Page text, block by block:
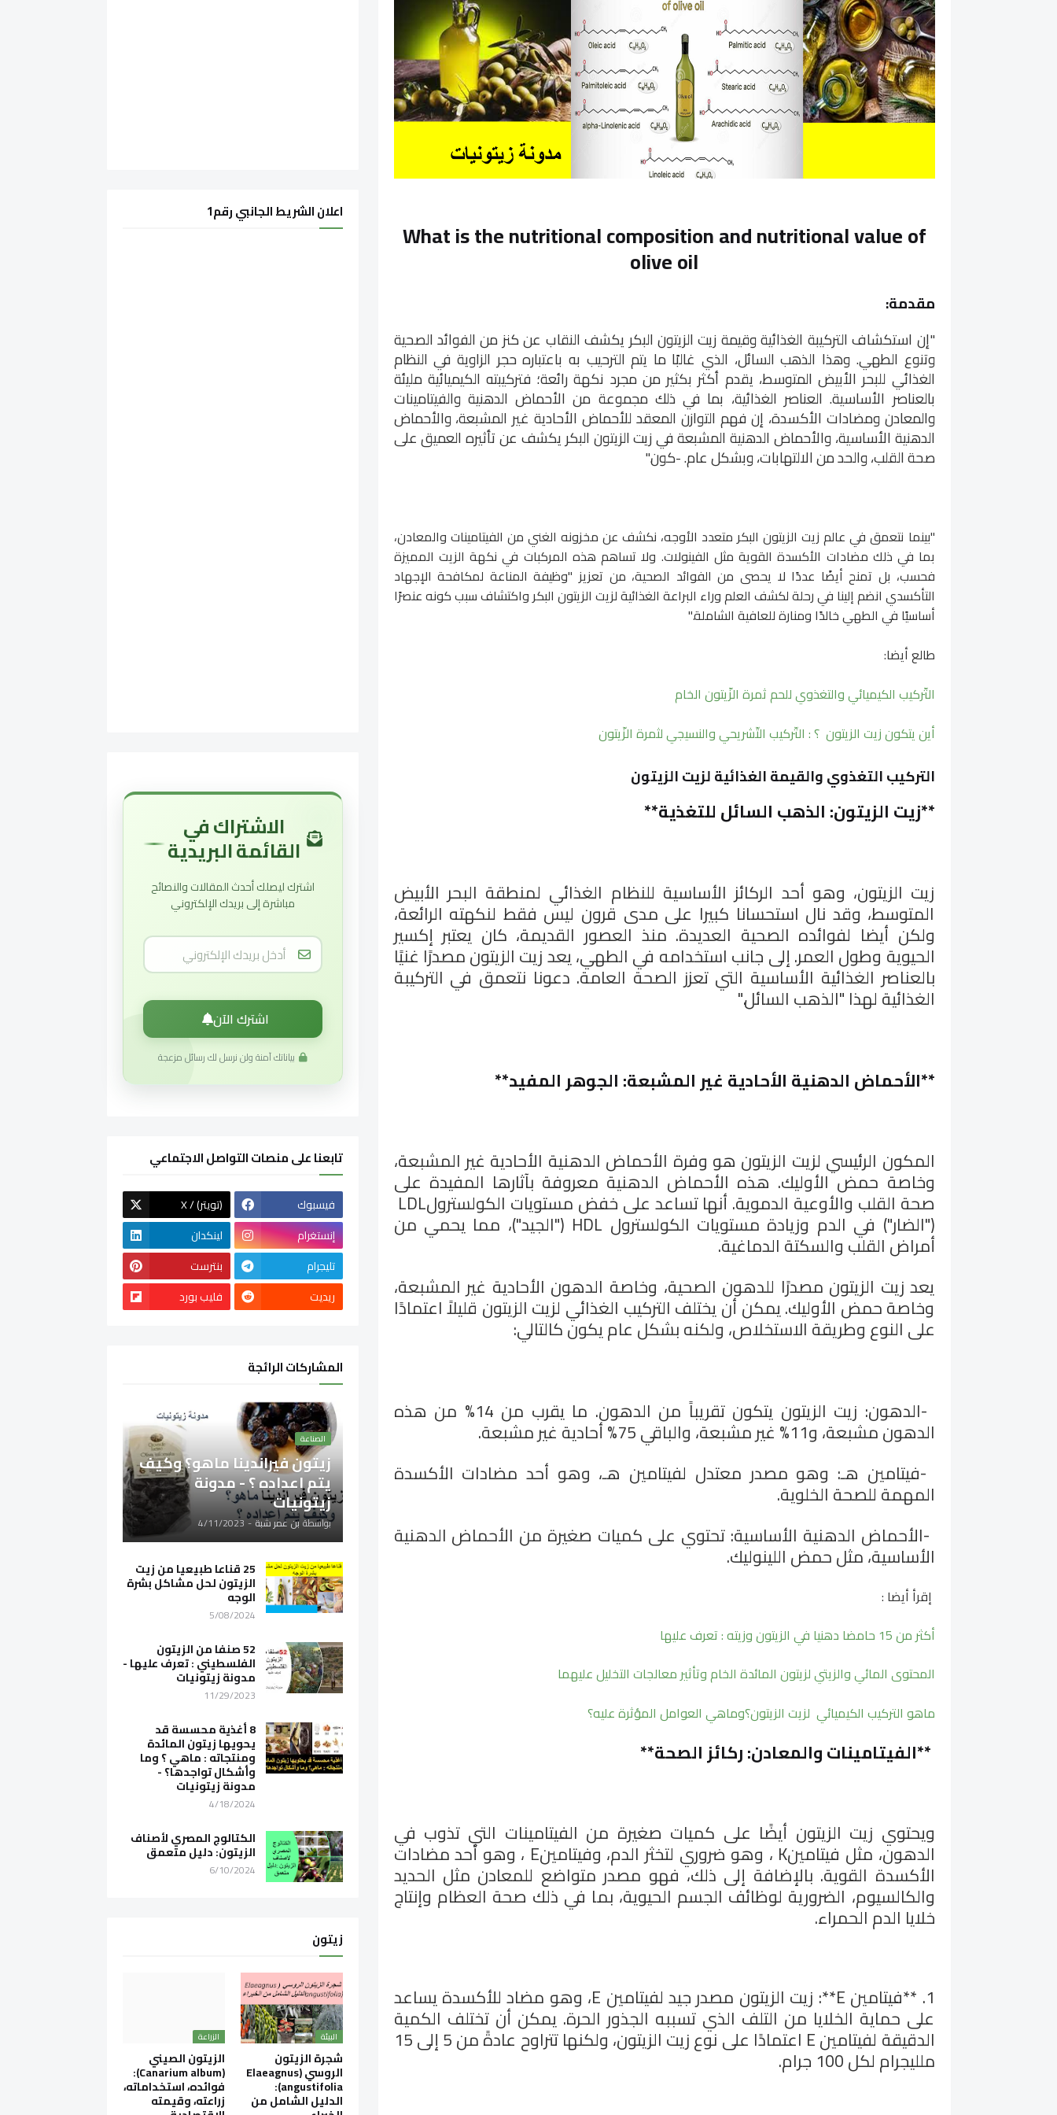
What is the nutritional composition and nutritional value of
olive oil
مقدمة:
"إن استكشاف التركيبة الغذائية وقيمة زيت الزيتون البكر يكشف النقاب عن كنز من الفوائد الصحية
وتنوع الطهي. وهذا الذهب السائل، الذي غالبًا ما يتم الترحيب به باعتباره حجر الزاوية في النظام
الغذائي للبحر الأبيض المتوسط، يقدم أكثر بكثير من مجرد نكهة رائعة؛ فتركيبته الكيميائية مليئة
بالعناصر الأساسية. العناصر الغذائية، بما في ذلك مجموعة من الأحماض الدهنية والفيتامينات
والمعادن ومضادات الأكسدة، إن فهم التوازن المعقد للأحماض الأحادية غير المشبعة، والأحماض
الدهنية الأساسية، والأحماض الدهنية المشبعة في زيت الزيتون البكر يكشف عن تأثيره العميق على
صحة القلب، والحد من الالتهابات، وبشكل عام. -كون."
"بينما نتعمق في عالم زيت الزيتون البكر متعدد الأوجه، نكشف عن مخزونه الغني من الفيتامينات والمعادن،
بما في ذلك مضادات الأكسدة القوية مثل الفينولات. ولا تساهم هذه المركبات في نكهة الزيت المميزة
فحسب، بل تمنح أيضًا عددًا لا يحصى من الفوائد الصحية، من تعزيز "وظيفة المناعة لمكافحة الإجهاد
التأكسدي انضم إلينا في رحلة لكشف العلم وراء البراعة الغذائية لزيت الزيتون البكر واكتشاف سبب كونه عنصرًا
أساسيًا في الطهي خالدًا ومنارة للعافية الشاملة."
طالع أيضا:
التّركيب الكيميائي والتغذوي للحم ثمرة الزّيتون الخام
أين يتكون زيت الزيتون ؟ : التّركيب التّشريحي والنسيجي لثمرة الزّيتون
التركيب التغذوي والقيمة الغذائية لزيت الزيتون
**زيت الزيتون: الذهب السائل للتغذية**
زيت الزيتون، وهو أحد الركائز الأساسية للنظام الغذائي لمنطقة البحر الأبيض
المتوسط، وقد نال استحسانا كبيرا على مدى قرون ليس فقط لنكهته الرائعة،
ولكن أيضا لفوائده الصحية العديدة. منذ العصور القديمة، كان يعتبر إكسير
الحيوية وطول العمر. إلى جانب استخدامه في الطهي، يعد زيت الزيتون مصدرًا غنيًا
بالعناصر الغذائية الأساسية التي تعزز الصحة العامة. دعونا نتعمق في التركيبة
الغذائية لهذا "الذهب السائل".
**الأحماض الدهنية الأحادية غير المشبعة: الجوهر المفيد**
المكون الرئيسي لزيت الزيتون هو وفرة الأحماض الدهنية الأحادية غير المشبعة،
وخاصة حمض الأوليك. هذه الأحماض الدهنية معروفة بآثارها المفيدة على
صحة القلب والأوعية الدموية. أنها تساعد على خفض مستويات الكولسترولLDL
("الضار") في الدم وزيادة مستويات الكولسترول HDL ("الجيد")، مما يحمي من
أمراض القلب والسكتة الدماغية.
يعد زيت الزيتون مصدرًا للدهون الصحية، وخاصة الدهون الأحادية غير المشبعة،
وخاصة حمض الأوليك. يمكن أن يختلف التركيب الغذائي لزيت الزيتون قليلاً اعتمادًا
على النوع وطريقة الاستخلاص، ولكنه بشكل عام يكون كالتالي:
- الدهون: زيت الزيتون يتكون تقريباً من الدهون. ما يقرب من 14% من هذه
الدهون مشبعة، و11% غير مشبعة، والباقي 75% أحادية غير مشبعة
.
-فيتامين هـ: وهو مصدر معتدل لفيتامين هـ، وهو أحد مضادات الأكسدة
المهمة للصحة الخلوية.
-الأحماض الدهنية الأساسية: تحتوي على كميات صغيرة من الأحماض الدهنية
الأساسية، مثل حمض اللينوليك.
إقرأ أيضا :
أكثر من 15 حامضا دهنيا في الزيتون وزيته : تعرف عليها
المحتوى المائي والزيتي لزيتون المائدة الخام وتأثير معالجات التخليل عليهما
ماهو التركيب الكيميائي لزيت الزيتون؟وماهي العوامل المؤثرة عليه؟
**الفيتامينات والمعادن: ركائز الصحة**
ويحتوي زيت الزيتون أيضًا على كميات صغيرة من الفيتامينات التي تذوب في
الدهون، مثل فيتامينK ، وهو ضروري لتخثر الدم، وفيتامينE ، وهو أحد مضادات
الأكسدة القوية. بالإضافة إلى ذلك، فهو مصدر متواضع للمعادن مثل الحديد
والكالسيوم، الضرورية لوظائف الجسم الحيوية، بما في ذلك صحة العظام وإنتاج
خلايا الدم الحمراء.
1. **فيتامين E**: زيت الزيتون مصدر جيد لفيتامين E، وهو مضاد للأكسدة يساعد
على حماية الخلايا من التلف الذي تسببه الجذور الحرة. يمكن أن تختلف الكمية
الدقيقة لفيتامين E اعتمادًا على نوع زيت الزيتون، ولكنها تتراوح عادةً من 5 إلى 15
ملليجرام لكل 100 جرام.
اعلان الشريط الجانبي رقم1
الاشتراك في
القائمة البريدية
اشترك ليصلك أحدث المقالات والنصائح
مباشرة إلى بريدك الإلكتروني
اشترك الآن
بياناتك آمنة ولن نرسل لك رسائل مزعجة
تابعنا على منصات التواصل الاجتماعي
فيسبوك
X / (تويتر)
إنستغرام
لينكدان
تليجرام
بنترست
ريديت
فليب بورد
المشاركات الرائجة
الصناعة
زيتون فيراندينا ماهو؟ وكيف
يتم اعداده ؟ - مدونة
زيتونيات
بواسطةبن عمر شبة-
4/11/2023
25 قناعا طبيعيا من زيت
الزيتون لحل مشاكل بشرة
الوجه
5/08/2024
52 صنفا من الزيتون
الفلسطيني : تعرف عليها -
مدونة زيتونيات
11/29/2023
8 أغذية محسسة قد
يحويها زيتون المائدة
ومنتجاته : ماهي ؟ وما
وأشكال تواجدها؟ -
مدونة زيتونيات
4/18/2024
الكتالوج المصري لأصناف
الزيتون: دليل متعمق
6/10/2024
زيتون
البيئة
شجرة الزيتون
الروسي (Elaeagnus
angustifolia):
الدليل الشامل من
الزراعة
الزيتون الصيني
(Canarium album):
فوائده، استخداماته،
زراعته، وقيمته